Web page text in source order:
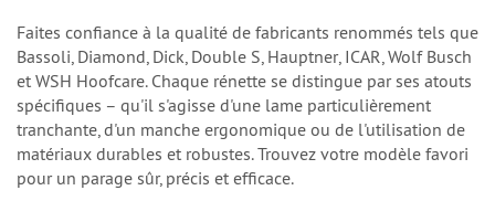
Faites confiance à la qualité de fabricants renommés tels que
Bassoli, Diamond , Dick, Double S, Hauptner, ICAR, Wolf Busch
et WSH Hoofcare. Chaque rénette se distingue par ses atouts
spécifiques – qu'il s'agisse d'une lame particulièrement
tranchante, d'un manche ergonomique ou de l'utilisation de
matériaux durables et robustes. Trouvez votre modèle favori
pour un parage sûr, précis et efficace.